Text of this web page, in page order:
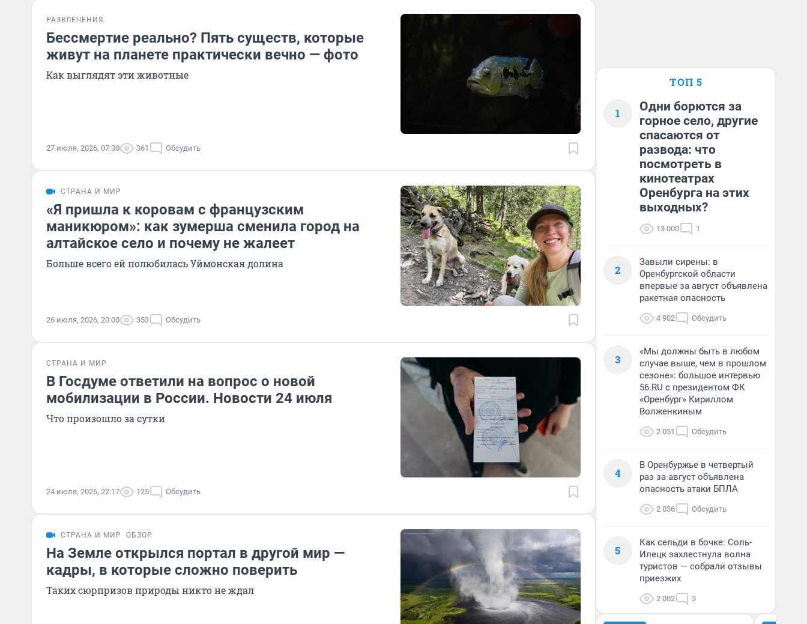
РАЗВЛЕЧЕНИЯ
Бессмертие реально? Пять существ, которые
живут на планете практически вечно — фото
Как выглядят эти животные
27 июля, 2026, 07:30 361 Обсудить
СТРАНА И МИР
«Я пришла к коровам с французским
маникюром»: как зумерша сменила город на
алтайское село и почему не жалеет
Больше всего ей полюбилась Уймонская долина
26 июля, 2026, 20:00 353 Обсудить
СТРАНА И МИР
В Госдуме ответили на вопрос о новой
мобилизации в России. Новости 24 июля
Что произошло за сутки
24 июля, 2026, 22:17 125 Обсудить
СТРАНА И МИР ОБЗОР
На Земле открылся портал в другой мир —
кадры, в которые сложно поверить
Таких сюрпризов природы никто не ждал
ТОП 5
1
Одни борются за
горное село, другие
спасаются от
развода: что
посмотреть в
кинотеатрах
Оренбурга на этих
выходных?
13 000 1
2
Завыли сирены: в
Оренбургской области
впервые за август объявлена
ракетная опасность
4 902 Обсудить
3
«Мы должны быть в любом
случае выше, чем в прошлом
сезоне»: большое интервью
56.RU с президентом ФК
«Оренбург» Кириллом
Волженкиным
2 051 Обсудить
4
В Оренбуржье в четвертый
раз за август объявлена
опасность атаки БПЛА
2 036 Обсудить
5
Как сельди в бочке: Соль-
Илецк захлестнула волна
туристов — собрали отзывы
приезжих
2 002 3